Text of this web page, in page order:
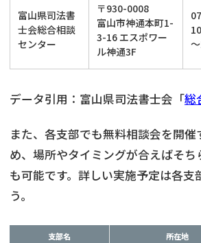
富山県司法書
士会総合相談
センター
〒930-0008
富山市神通本町1-
3-16 エスポワー
ル神通3F
データ引用：富山県司法書士会「総
また、各支部でも無料相談会を開
め、場所やタイミングが合えばそち
も可能です。詳しい実施予定は各支
う。
支部名 所在地